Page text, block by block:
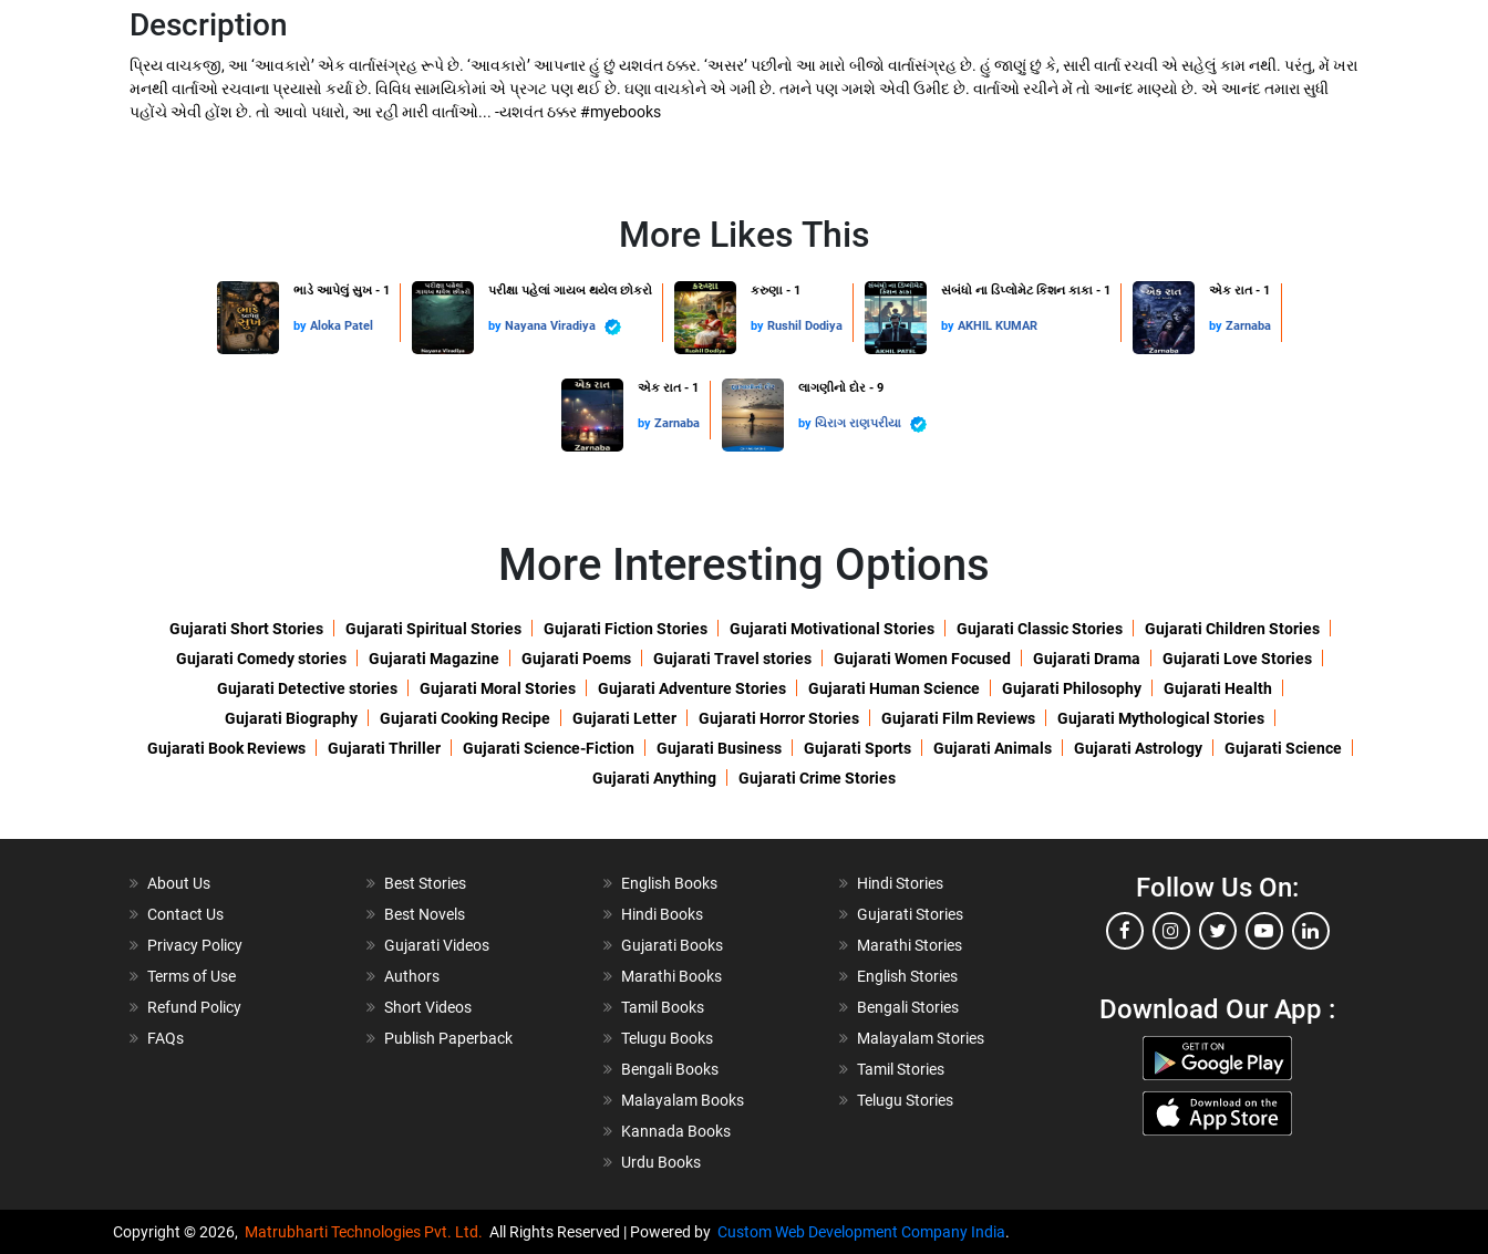
Description
પ્રિય વાચકજી, આ ‘આવકારો’ એક વાર્તાસંગ્રહ રૂપે છે. ‘આવકારો’ આપનાર હું છું યશવંત ઠક્કર. ‘અસર’ પછીનો આ મારો બીજો વાર્તાસંગ્રહ છે. હું જાણું છું કે, સારી વાર્તા રચવી એ સહેલું કામ નથી. પરંતુ, મેં ખરા
મનથી વાર્તાઓ રચવાના પ્રયાસો કર્યા છે. વિવિધ સામયિકોમાં એ પ્રગટ પણ થઈ છે. ઘણા વાચકોને એ ગમી છે. તમને પણ ગમશે એવી ઉમીદ છે. વાર્તાઓ રચીને મેં તો આનંદ માણ્યો છે. એ આનંદ તમારા સુધી
પહોંચે એવી હોંશ છે. તો આવો પધારો, આ રહી મારી વાર્તાઓ... -યશવંત ઠક્કર ‪#‎myebooks‬
More Likes This
ભાડે આપેલું સુખ - 1
by Aloka Patel
પરીક્ષા પહેલાં ગાયબ થયેલ છોકરો
by Nayana Viradiya
કરુણા - 1
by Rushil Dodiya
સંબંધો ના ડિપ્લોમેટ કિશન કાકા - 1
by AKHIL KUMAR
એક રાત - 1
by Zarnaba
એક રાત - 1
by Zarnaba
લાગણીનો દોર - 9
by ચિરાગ રાણપરીયા
More Interesting Options
Gujarati Short Stories Gujarati Spiritual Stories Gujarati Fiction Stories Gujarati Motivational Stories Gujarati Classic Stories
Gujarati Children Stories
Gujarati Comedy stories
Gujarati Magazine Gujarati Poems Gujarati Travel stories Gujarati Women Focused Gujarati Drama
Gujarati Love Stories
Gujarati Detective stories
Gujarati Moral Stories Gujarati Adventure Stories Gujarati Human Science Gujarati Philosophy
Gujarati Health
Gujarati Biography
Gujarati Cooking Recipe Gujarati Letter Gujarati Horror Stories Gujarati Film Reviews
Gujarati Mythological Stories
Gujarati Book Reviews
Gujarati Thriller Gujarati Science-Fiction Gujarati Business Gujarati Sports Gujarati Animals Gujarati Astrology
Gujarati Science
Gujarati Anything
Gujarati Crime Stories
About Us
Contact Us
Privacy Policy
Terms of Use
Refund Policy
FAQs
Best Stories
Best Novels
Gujarati Videos
Authors
Short Videos
Publish Paperback
English Books
Hindi Books
Gujarati Books
Marathi Books
Tamil Books
Telugu Books
Bengali Books
Malayalam Books
Kannada Books
Urdu Books
Hindi Stories
Gujarati Stories
Marathi Stories
English Stories
Bengali Stories
Malayalam Stories
Tamil Stories
Telugu Stories
Follow Us On:
Download Our App :
Copyright © 2026, Matrubharti Technologies Pvt. Ltd. All Rights Reserved | Powered by Custom Web Development Company India.